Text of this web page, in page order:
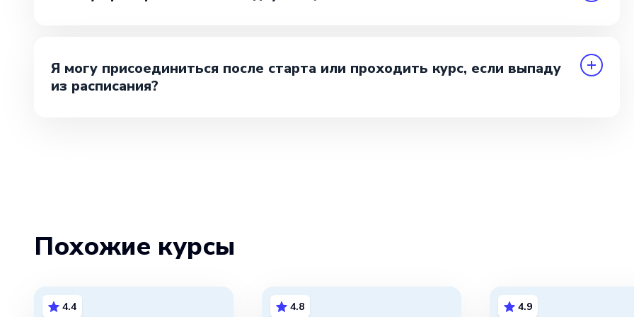
Я могу присоединиться после старта или проходить курс, если выпаду
из расписания?
Похожие курсы
4.4 4.8 4.9